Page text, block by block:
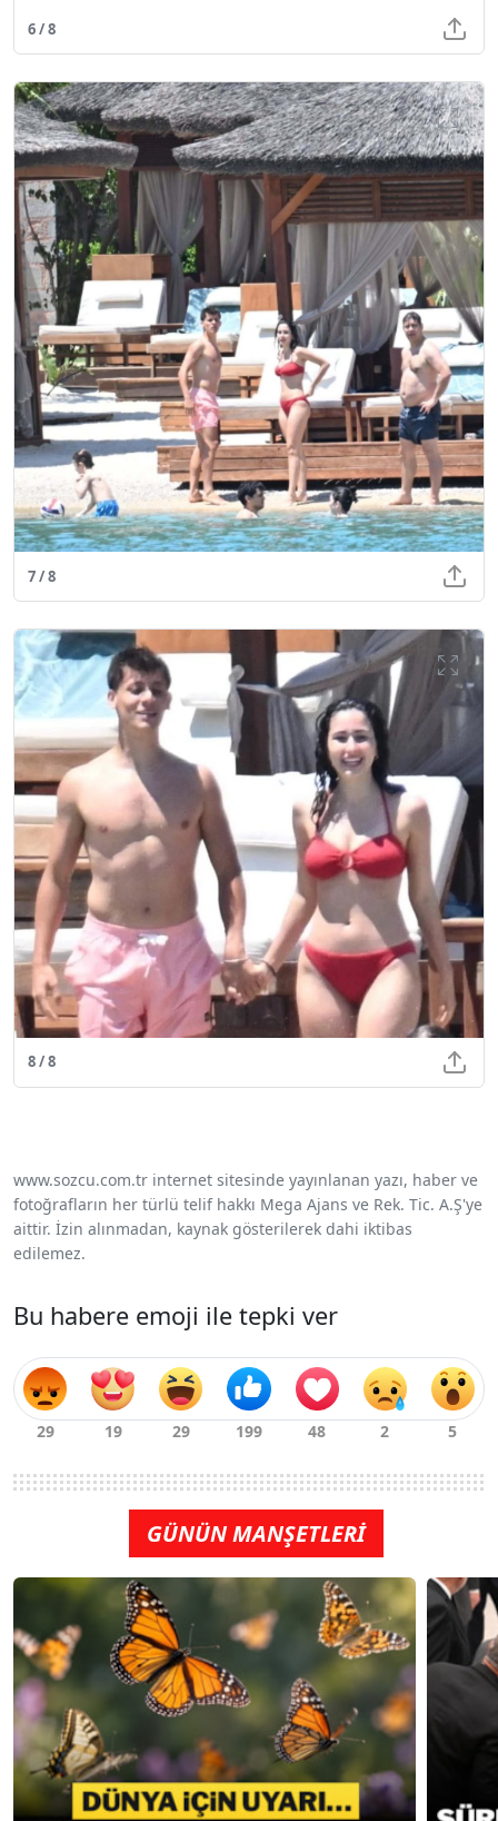
6 / 8
7 / 8
8 / 8
www.sozcu.com.tr internet sitesinde yayınlanan yazı, haber ve
fotoğrafların her türlü telif hakkı Mega Ajans ve Rek. Tic. A.Ş'ye
aittir. İzin alınmadan, kaynak gösterilerek dahi iktibas
edilemez.
Bu habere emoji ile tepki ver
GÜNÜN MANŞETLERİ